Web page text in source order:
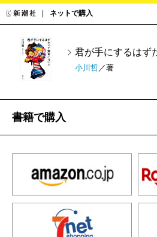
ネットで購入
君が手にするはず
小川哲 ／著
書籍で購入